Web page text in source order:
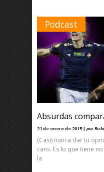
Podcast
Absurdas
21 de enero de 2015 | por
(Casi) nunca dar tu
caro. Es lo que tiene
la